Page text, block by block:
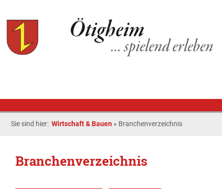
Sie sind hier:Wirtschaft & Bauen » Branchenverzeichnis
Branchenverzeichnis